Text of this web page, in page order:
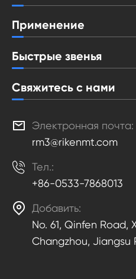
Применение
Быстрые звенья
Свяжитесь с нами

Электронная почта:
rm3@rikenmt.com
 Тел.:
+86-0533-7868013

Добавить:
No. 61, Qinfen Road,
Changzhou, Jiangsu